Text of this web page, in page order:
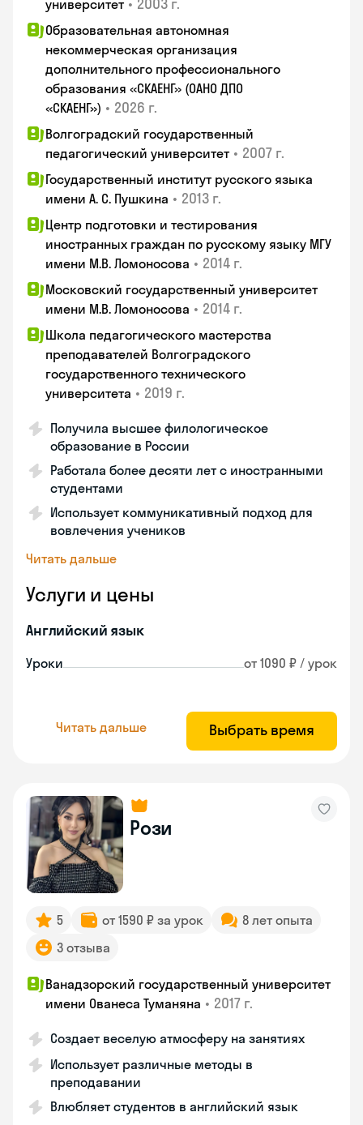
университет
Образовательная автономная
некоммерческая организация
дополнительного профессионального
образования «СКАЕНГ» (ОАНО ДПО
«СКАЕНГ») • 2026 г.
Волгоградский государственный
педагогический университет • 2007 г.
Государственный институт русского языка
имени А. С. Пушкина • 2013 г.
Центр подготовки и тестирования
иностранных граждан по русскому языку МГУ
имени М.В. Ломоносова • 2014 г.
Московский государственный университет
имени М.В. Ломоносова • 2014 г.
Школа педагогического мастерства
преподавателей Волгоградского
государственного технического
университета • 2019 г.
Получила высшее филологическое
образование в России
Работала более десяти лет с иностранными
студентами
Использует коммуникативный подход для
вовлечения учеников
Читать дальше
Услуги и цены
Английский язык
Уроки от 1090 ₽ / урок
Читать дальше Выбрать время
Рози
5 от 1590 ₽ за урок
8 лет опыта
3 отзыва
Ванадзорский государственный университет
имени Ованеса Туманяна • 2017 г.
Создает веселую атмосферу на занятиях
Использует различные методы в
преподавании
Влюбляет студентов в английский язык